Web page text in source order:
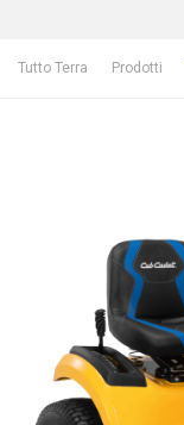
Tutto Terra Prodotti